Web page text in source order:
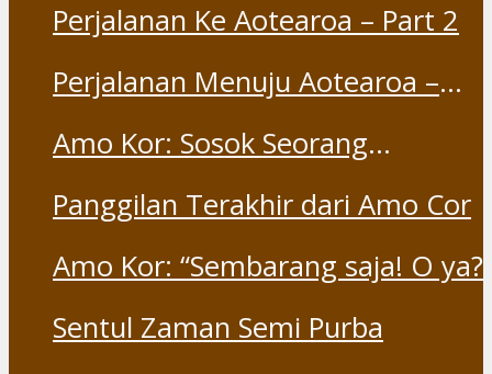
Perjalanan Ke Aotearoa – Part 2
Perjalanan Menuju Aotearoa –
Amo Kor: Sosok Seorang
Otentik
Panggilan Terakhir dari Amo Cor
Amo Kor: “Sembarang saja! O ya?
Sentul Zaman Semi Purba